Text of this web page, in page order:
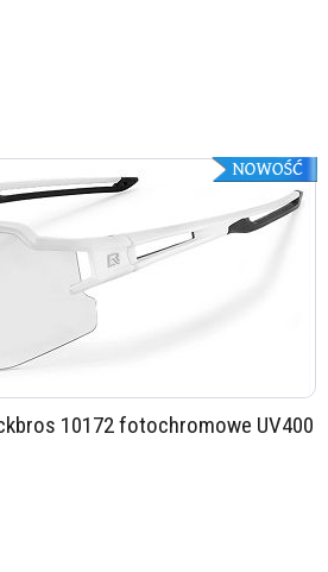
10172 fotochromowe UV400